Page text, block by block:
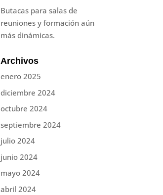
Butacas para salas de
reuniones y formación aún
más dinámicas.
Archivos
enero 2025
diciembre 2024
octubre 2024
septiembre 2024
julio 2024
junio 2024
mayo 2024
abril 2024